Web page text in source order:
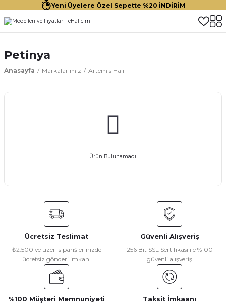
Yeni Üyelere Özel Sepette %20 İNDİRİM
Petinya
Anasayfa Markalarımız Artemis Halı
Ürün Bulunamadı.
Ücretsiz Teslimat
₺2.500 ve üzeri siparişlerinizde
ücretsiz gönderi imkanı
Güvenli Alışveriş
256 Bit SSL Sertifikası ile %100
güvenli alışveriş
%100 Müşteri Memnuniyeti
Taksit İmkaanı